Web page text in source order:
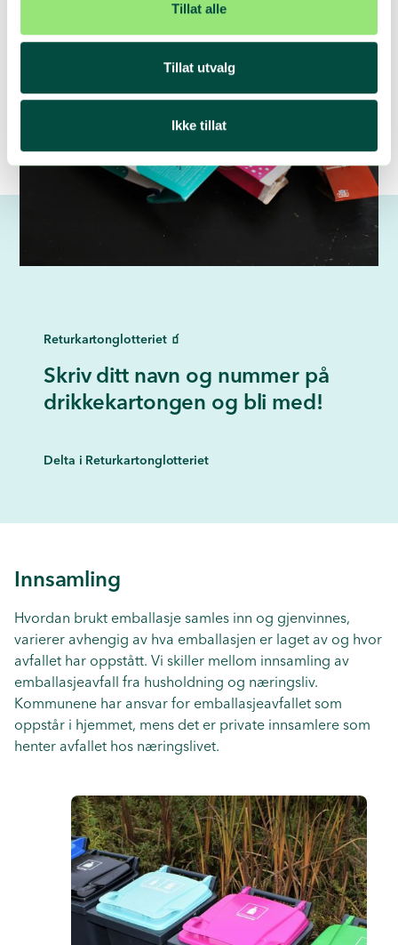
Tillat alle
Tillat utvalg
Ikke tillat
Returkartonglotteriet 🧃
Skriv ditt navn og nummer på
drikkekartongen og bli med!
Delta i Returkartonglotteriet
Innsamling
Hvordan brukt emballasje samles inn og gjenvinnes,
varierer avhengig av hva emballasjen er laget av og hvor
avfallet har oppstått. Vi skiller mellom innsamling av
emballasjeavfall fra husholdning og næringsliv.
Kommunene har ansvar for emballasjeavfallet som
oppstår i hjemmet, mens det er private innsamlere som
henter avfallet hos næringslivet.